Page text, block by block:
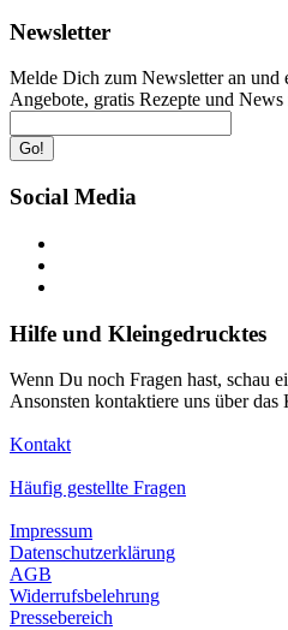
Newsletter
Melde Dich zum Newsletter an und
Angebote, gratis Rezepte und
Go!
Social Media
Hilfe und Kleingedrucktes
Wenn Du noch Fragen hast, schau
Ansonsten kontaktiere uns über
Kontakt
Häufig gestellte Fragen
Impressum
Datenschutzerklärung
AGB
Widerrufsbelehrung
Pressebereich